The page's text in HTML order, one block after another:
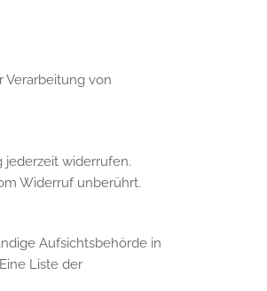
Verarbeitung von
widerrufen.
Widerruf unberührt.
Aufsichtsbehörde in
Liste der